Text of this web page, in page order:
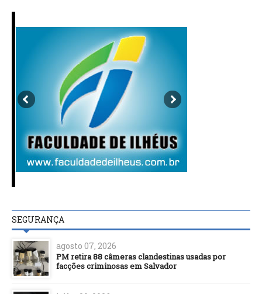
SEGURANÇA
agosto 07, 2026
PM retira 88 câmeras clandestinas usadas por
facções criminosas em Salvador